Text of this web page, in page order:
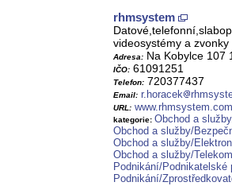
rhmsystem
videosystémy a zvonky
Adresa: Na Kobylce 107
IČO: 61091251
Telefon: 720377437
Email: r.horacek
URL: www.rhmsystem.com
kategorie: Obchod a
Obchod a služby/
Obchod a služby/
Obchod a služby/
Podnikání/Podnikatelské
Podnikání/